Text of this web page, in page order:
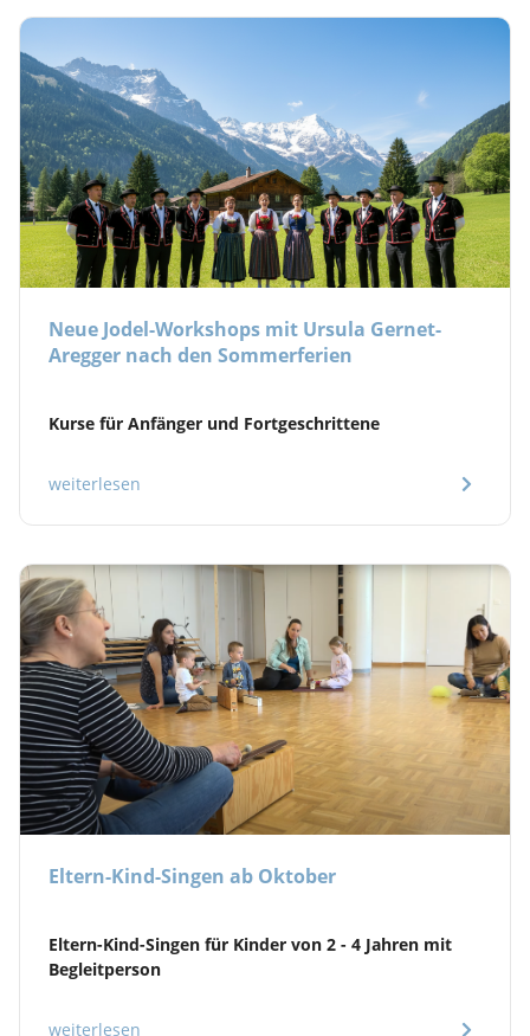
Neue Jodel-Workshops mit Ursula Gernet-
Aregger nach den Sommerferien
Kurse für Anfänger und Fortgeschrittene
weiterlesen
Eltern-Kind-Singen ab Oktober
Eltern-Kind-Singen für Kinder von 2 - 4 Jahren mit
Begleitperson
weiterlesen